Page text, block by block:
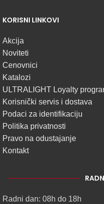
KORISNI LINKOVI
Akcija
Noviteti
Cenovnici
Katalozi
ULTRALIGHT Loyalty
Korisnički servis i dostava
Podaci za identifikaciju
Politika privatnosti
Pravo na odustajanje
Kontakt
Radni dan: 08h do 18h